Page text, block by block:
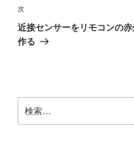
ビ
ゲ
ー
稿
次
の
投
次
近接センサーをリモコンの
作る
索: